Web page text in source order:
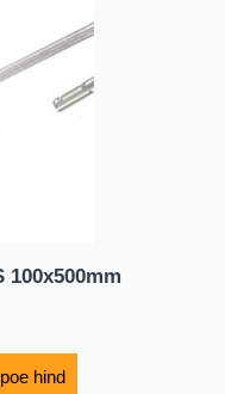
100x500mm